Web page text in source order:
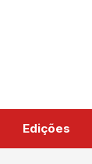
Edições